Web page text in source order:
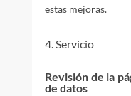
estas mejoras.
4. Servicio
Revisión de la
de datos